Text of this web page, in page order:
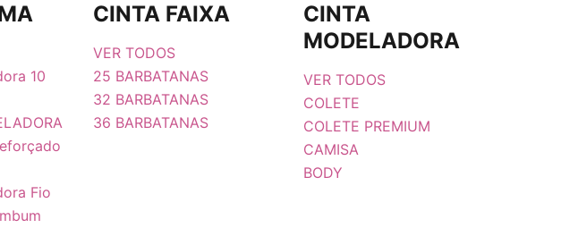
10
Fio
CINTA FAIXA
VER TODOS
25 BARBATANAS
32 BARBATANAS
36 BARBATANAS
CINTA
MODELADORA
VER TODOS
COLETE
COLETE PREMIUM
CAMISA
BODY